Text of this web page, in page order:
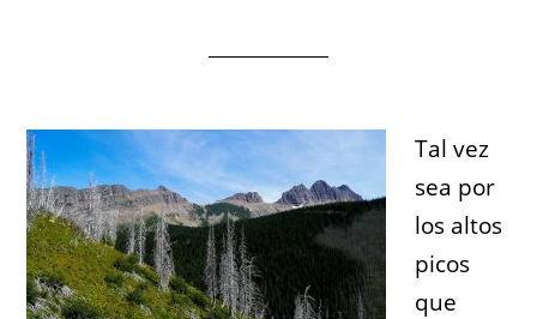
Tal vez
sea por
los altos
picos
que